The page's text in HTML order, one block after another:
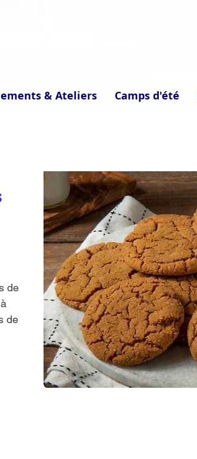
& Ateliers Camps d'été
de
de